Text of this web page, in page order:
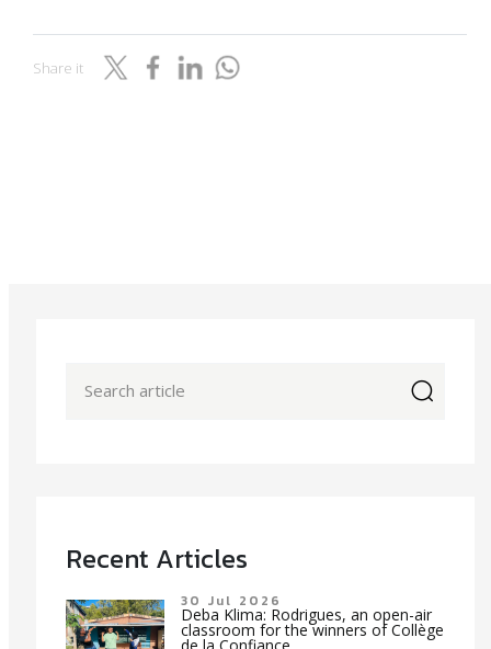
Share it
Recent Articles
30 Jul 2026
Deba Klima: Rodrigues, an open-air
classroom for the winners of Collège
de la Confiance